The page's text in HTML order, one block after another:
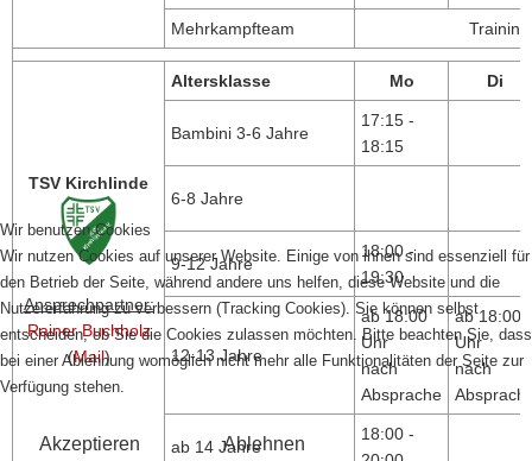
Mehrkampfteam
TSV Kirchlinde
Ansprechpartner:
Rainer Buchholz
(Mail)
Altersklasse Mo Di
Bambini 3-6 Jahre
17:15 -
18:15
6-8 Jahre
9-12 Jahre
18:00 -
19:30
12-13 Jahre
ab 18:00
Uhr
nach
Absprache
ab 18:00
Uhr
nach
ab 14 Jahre
18:00 -
Wir benutzen Cookies
Wir nutzen Cookies auf unserer Website. Einige von ihnen sind essenziell für
den Betrieb der Seite, während andere uns helfen, diese Website und die
Nutzererfahrung zu verbessern (Tracking Cookies). Sie können selbst
entscheiden, ob Sie die Cookies zulassen möchten. Bitte beachten Sie, dass
bei einer Ablehnung womöglich nicht mehr alle Funktionalitäten der Seite zur
Verfügung stehen.
Akzeptieren Ablehnen